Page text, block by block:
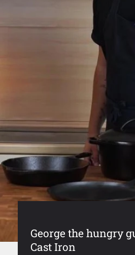
George the hungry
Cast Iron